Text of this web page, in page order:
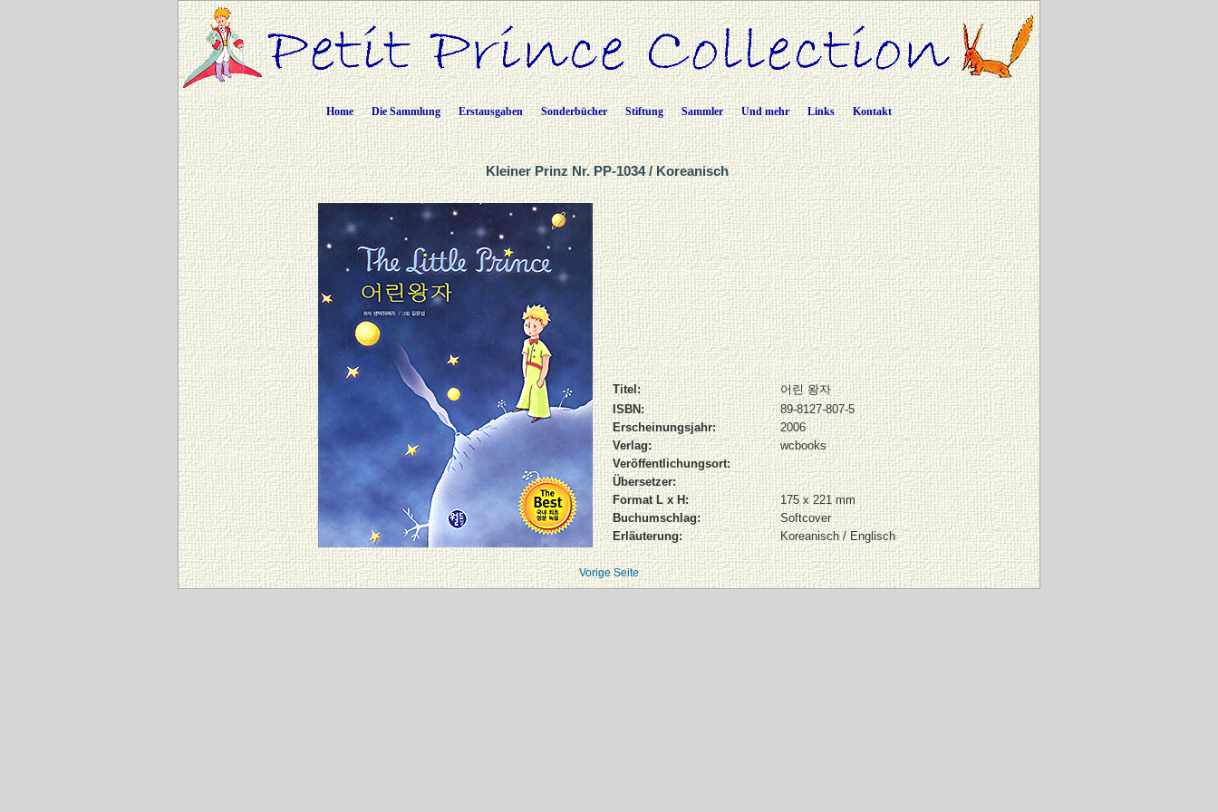
Home Die Sammlung Erstausgaben Sonderbücher Stiftung Sammler Und mehr Links Kontakt
Kleiner Prinz Nr. PP-1034 / Koreanisch
Titel:
어린 왕자
ISBN:
89-8127-807-5
Erscheinungsjahr:
2006
Verlag:
wcbooks
Veröffentlichungsort:
Übersetzer:
Format L x H:
175 x 221 mm
Buchumschlag:
Softcover
Erläuterung:
Koreanisch / Englisch
Vorige Seite